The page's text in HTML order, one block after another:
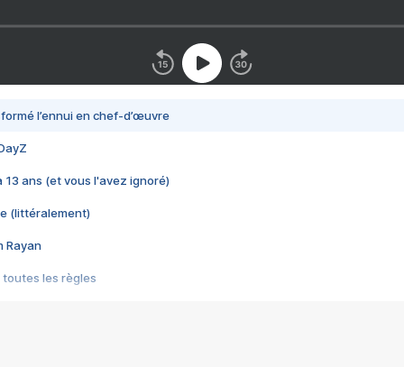
l’ennui en chef-d’œuvre
13 ans (et vous l'avez ignoré)
(littéralement)
Rayan
toutes les règles